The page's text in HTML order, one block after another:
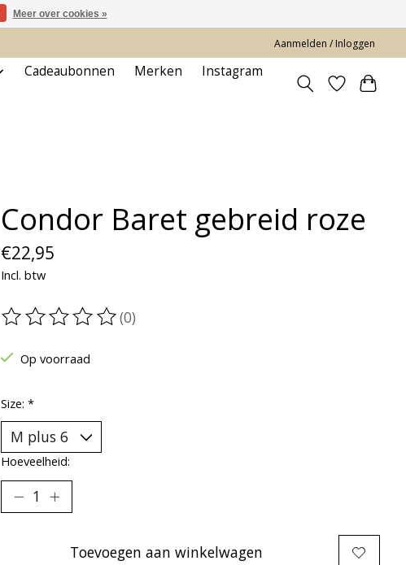
Aanmelden / Inloggen
Cadeaubonnen Merken
Instagram
Condor Baret gebreid roze
€22,95
Incl. btw
De beoordeling van dit product is
(0)
Op voorraad
Size: *
Hoeveelheid:
Toevoegen aan winkelwagen
Meer over cookies »